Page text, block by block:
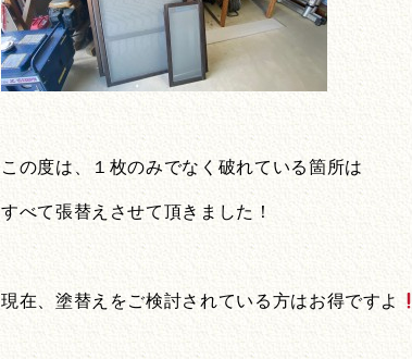
この度は、１枚のみでなく破れている箇所は
すべて張替えさせて頂きました！
現在、塗替えをご検討されている方はお得ですよ